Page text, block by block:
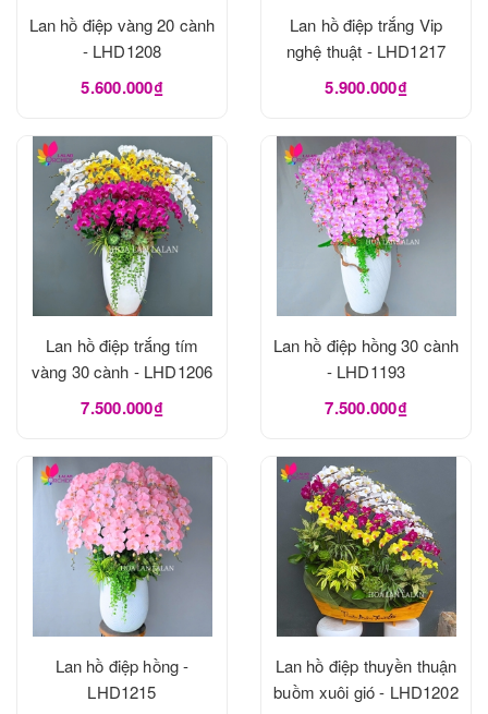
Lan hồ điệp vàng 20 cành
- LHD1208
5.600.000₫
Lan hồ điệp trắng Vip
nghệ thuật - LHD1217
5.900.000₫
Lan hồ điệp trắng tím
vàng 30 cành - LHD1206
7.500.000₫
Lan hồ điệp hồng 30 cành
- LHD1193
7.500.000₫
Lan hồ điệp hồng -
LHD1215
Lan hồ điệp thuyền thuận
buồm xuôi gió - LHD1202